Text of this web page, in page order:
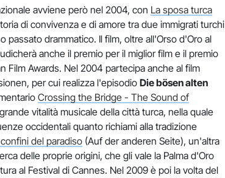
avviene però nel 2004, con La sposa turca
di convivenza e di amore tra due immigrati turchi
passato drammatico. Il film, oltre all'Orso d'Oro al
anche il premio per il miglior film e il premio
Film Awards. Nel 2004 partecipa anche al film
per cui realizza l'episodioDie bösen alten
Crossing the Bridge - The Sound of
vitalità musicale della città turca, nella quale
occidentali quanto richiami alla tradizione
del paradiso (Auf der anderen Seite), un'altra
delle proprie origini, che gli vale la Palma d'Oro
al Festival di Cannes. Nel 2009 è poi la volta del